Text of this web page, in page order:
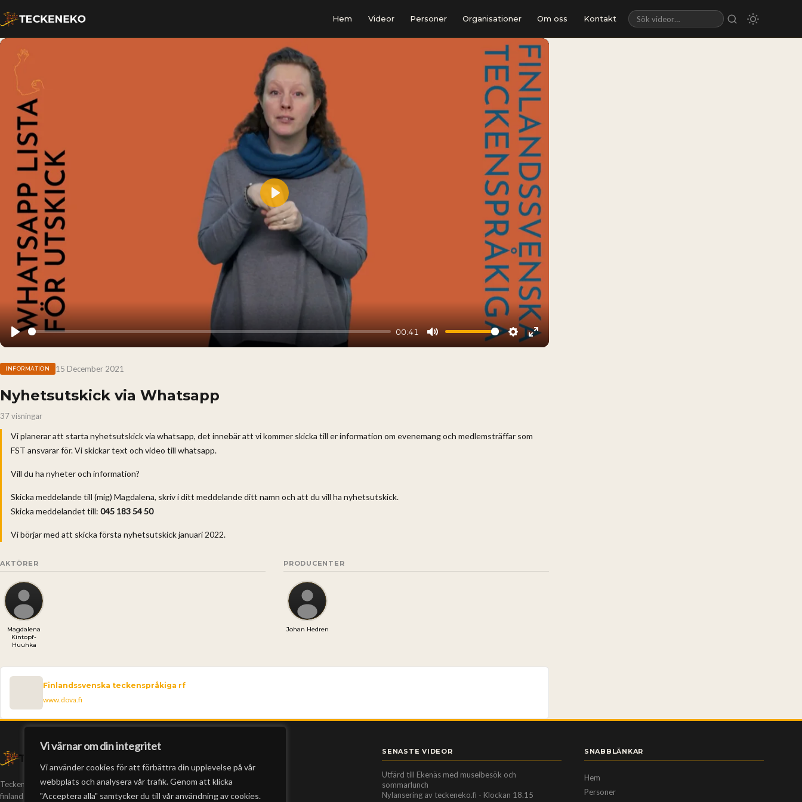
Vi värnar om din integritet
Vi använder cookies för att förbättra din upplevelse på vår
webbplats och analysera vår trafik. Genom att klicka
"Acceptera alla" samtycker du till vår användning av cookies.
Hem Videor Personer Organisationer Om oss Kontakt
Sök videor
Play
00:41
Mute Settings
Enter
Play
INFORMATION 15 December 2021
Nyhetsutskick via Whatsapp
37 visningar
Vi planerar att starta nyhetsutskick via whatsapp, det innebär att vi kommer skicka till er information om evenemang och medlemsträffar som
FST ansvarar för. Vi skickar text och video till whatsapp.
Vill du ha nyheter och information?
Skicka meddelande till (mig) Magdalena, skriv i ditt meddelande ditt namn och att du vill ha nyhetsutskick.
Skicka meddelandet till: 045 183 54 50
Vi börjar med att skicka första nyhetsutskick januari 2022.
AKTÖRER
Magdalena
Kintopf-
Huuhka
PRODUCENTER
Johan Hedren
Finlandssvenska teckenspråkiga rf
www.dova.fi
Teckeneko är Finlands enda webb-tv på
finlandssvenskt teckenspråk. Vi har producerat
SENASTE VIDEOR
Utfärd till Ekenäs med museibesök och
sommarlunch
Nylansering av teckeneko.fi - Klockan 18.15
SNABBLÄNKAR
Hem
Personer